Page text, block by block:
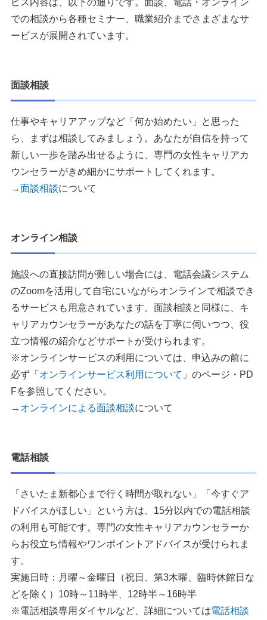
ビス内容は、以下の通りです。面談、電話・オンライン
での相談から各種セミナー、職業紹介までさまざまなサ
ービスが展開されています。
面談相談
仕事やキャリアアップなど「何か始めたい」と思った
ら、まずは相談してみましょう。あなたが自信を持って
新しい一歩を踏み出せるように、専門の女性キャリアカ
ウンセラーがきめ細かにサポートしてくれます。
→面談相談について
オンライン相談
施設への直接訪問が難しい場合には、電話会議システム
のZoomを活用して自宅にいながらオンラインで相談でき
るサービスも用意されています。面談相談と同様に、キ
ャリアカウンセラーがあなたの話を丁寧に伺いつつ、役
立つ情報の紹介などサポートが受けられます。
※オンラインサービスの利用については、申込みの前に
必ず「 オンラインサービス利用について 」のページ・PD
Fを参照してください。
→ オンラインによる面談相談について
電話相談
「さいたま新都心まで行く時間が取れない」「今すぐア
ドバイスがほしい」という方は、15分以内での電話相談
の利用も可能です。専門の女性キャリアカウンセラーか
らお役立ち情報やワンポイントアドバイスが受けられま
す。
実施日時：月曜～金曜日（祝日、第3木曜、臨時休館日な
どを除く）10時～11時半、12時半～16時半
※電話相談専用ダイヤルなど、詳細については電話相談